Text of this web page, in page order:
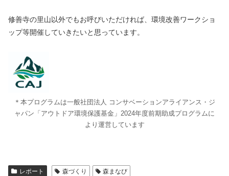
修善寺の里山以外でもお呼びいただければ、環境改善ワークショ
ップ等開催していきたいと思っています。
＊本プログラムは一般社団法人 コンサベーションアライアンス・ジ
ャパン「アウトドア環境保護基金」2024年度前期助成プログラムに
より運営しています
レポート 森づくり 森まなび